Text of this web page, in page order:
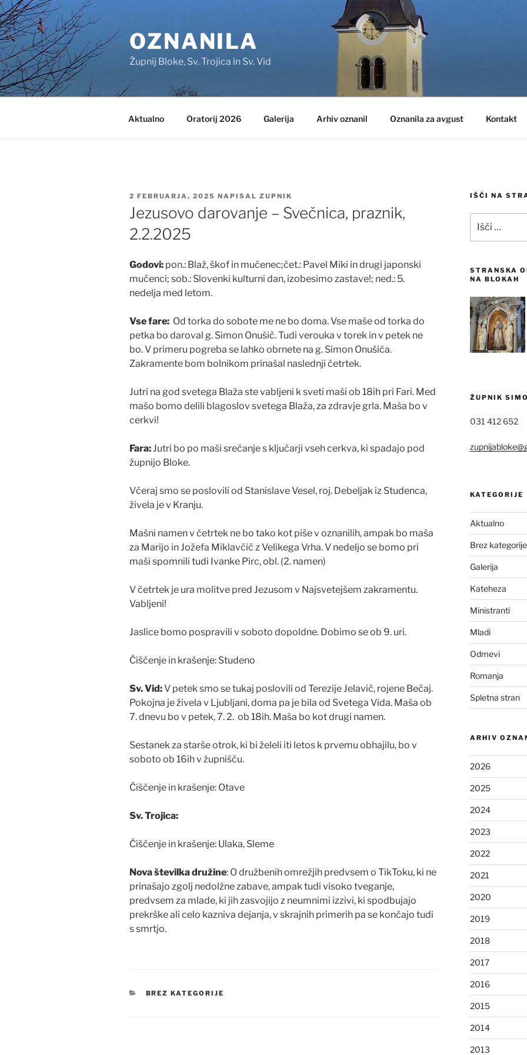
Skoči
na
vsebino
OZNANILA
Župnij Bloke, Sv. Trojica in Sv. Vid
Aktualno Oratorij 2026 Galerija Arhiv oznanil Oznanila za avgust Kontakt
OBJAVLJENO
DNE
2 FEBRUARJA, 2025 NAPISAL ZUPNIK
Jezusovo darovanje – Svečnica, praznik,
2.2.2025
Godovi: pon.: Blaž, škof in mučenec;čet.: Pavel Miki in drugi japonski
mučenci; sob.: Slovenki kulturni dan, izobesimo zastave!; ned.: 5.
nedelja med letom.
Vse fare: Od torka do sobote me ne bo doma. Vse maše od torka do
petka bo daroval g. Simon Onušič. Tudi verouka v torek in v petek ne
bo. V primeru pogreba se lahko obrnete na g. Simon Onušiča.
Zakramente bom bolnikom prinašal naslednji četrtek.
Jutri na god svetega Blaža ste vabljeni k sveti maši ob 18ih pri Fari. Med
mašo bomo delili blagoslov svetega Blaža, za zdravje grla. Maša bo v
cerkvi!
Fara:Jutri bo po maši srečanje s ključarji vseh cerkva, ki spadajo pod
župnijo Bloke.
Včeraj smo se poslovili od Stanislave Vesel, roj. Debeljak iz Studenca,
živela je v Kranju.
Mašni namen v četrtek ne bo tako kot piše v oznanilih, ampak bo maša
za Marijo in Jožefa Miklavčič z Velikega Vrha. V nedeljo se bomo pri
maši spomnili tudi Ivanke Pirc, obl. (2. namen)
V četrtek je ura molitve pred Jezusom v Najsvetejšem zakramentu.
Vabljeni!
Jaslice bomo pospravili v soboto dopoldne. Dobimo se ob 9. uri.
Čiščenje in krašenje: Studeno
Sv. Vid:V petek smo se tukaj poslovili od Terezije Jelavič, rojene Bečaj.
Pokojna je živela v Ljubljani, doma pa je bila od Svetega Vida. Maša ob
7. dnevu bo v petek, 7. 2. ob 18ih. Maša bo kot drugi namen.
Sestanek za starše otrok, ki bi želeli iti letos k prvemu obhajilu, bo v
soboto ob 16ih v župnišču.
Čiščenje in krašenje: Otave
Sv. Trojica:
Čiščenje in krašenje: Ulaka, Sleme
Nova številka družine: O družbenih omrežjih predvsem o TikToku, ki ne
prinašajo zgolj nedolžne zabave, ampak tudi visoko tveganje,
predvsem za mlade, ki jih zasvojijo z neumnimi izzivi, ki spodbujajo
prekrške ali celo kazniva dejanja, v skrajnih primerih pa se končajo tudi
s smrtjo.
KATEGORIJE
BREZ KATEGORIJE
IŠČI NA
STRANSKA
NA BLOKAH
ŽUPNIK
031 412 652
KATEGORIJE
Aktualno
Brez kategorije
Galerija
Kateheza
Ministranti
Mladi
Odmevi
Romanja
Spletna stran
ARHIV
2026
2025
2024
2023
2022
2021
2020
2019
2018
2017
2016
2015
2014
2013